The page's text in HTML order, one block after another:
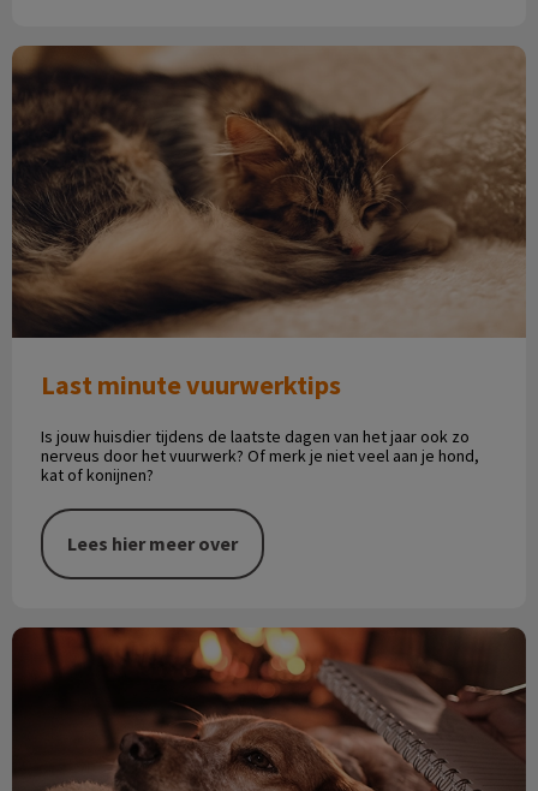
Last minute vuurwerktips
Last minute vuurwerktips
Is jouw huisdier tijdens de laatste dagen van het jaar ook zo
nerveus door het vuurwerk? Of merk je niet veel aan je hond,
kat of konijnen?
Lees hier meer over
Vuurwerkangst bij hond of kat